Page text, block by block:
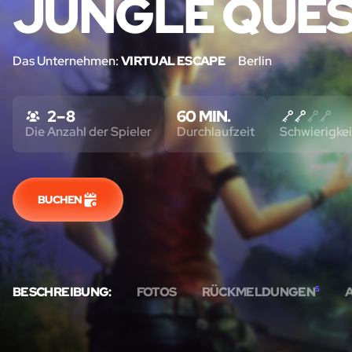
JUNGLE
Das Unternehmen:VIRTUAL ESCAPE Berlin
BESCHREIBUNG: FOTOS RÜCKMELDUNGEN5
2 – 8
Die Anzahl der Spieler
60 MIN.
Durchlaufzeit
BUCHEN